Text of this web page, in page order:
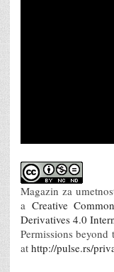
Magazin za
a Creative
Derivatives 4.0
Permissions
at http://pulse.rs/